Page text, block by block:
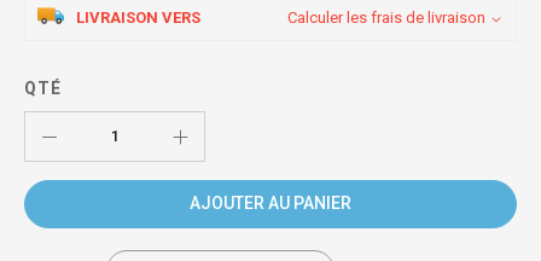
LIVRAISON VERS Calculer les frais de livraison
QTÉ
AJOUTER AU PANIER